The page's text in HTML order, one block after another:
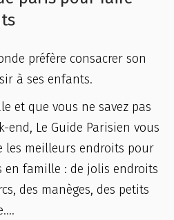
préfère consacrer son
à ses enfants.
et que vous ne savez pas
end, Le Guide Parisien vous
les meilleurs endroits pour
en famille : de jolis endroits
des manèges, des petits